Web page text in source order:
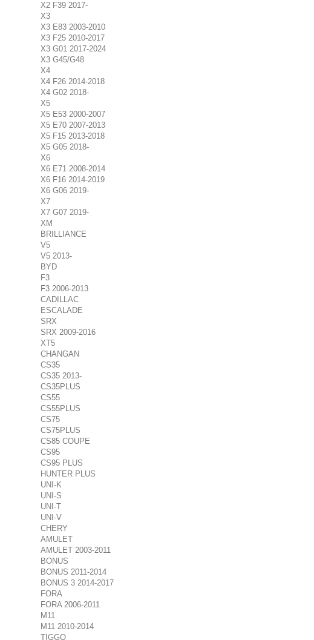
X2 F39 2017-
X3
X3 E83 2003-2010
X3 F25 2010-2017
X3 G01 2017-2024
X3 G45/G48
X4
X4 F26 2014-2018
X4 G02 2018-
X5
X5 E53 2000-2007
X5 E70 2007-2013
X5 F15 2013-2018
X5 G05 2018-
X6
X6 E71 2008-2014
X6 F16 2014-2019
X6 G06 2019-
X7
X7 G07 2019-
XM
BRILLIANCE
V5
V5 2013-
BYD
F3
F3 2006-2013
CADILLAC
ESCALADE
SRX
SRX 2009-2016
XT5
CHANGAN
CS35
CS35 2013-
CS35PLUS
CS55
CS55PLUS
CS75
CS75PLUS
CS85 COUPE
CS95
CS95 PLUS
HUNTER PLUS
UNI-K
UNI-S
UNI-T
UNI-V
CHERY
AMULET
AMULET 2003-2011
BONUS
BONUS 2011-2014
BONUS 3 2014-2017
FORA
FORA 2006-2011
M11
M11 2010-2014
TIGGO